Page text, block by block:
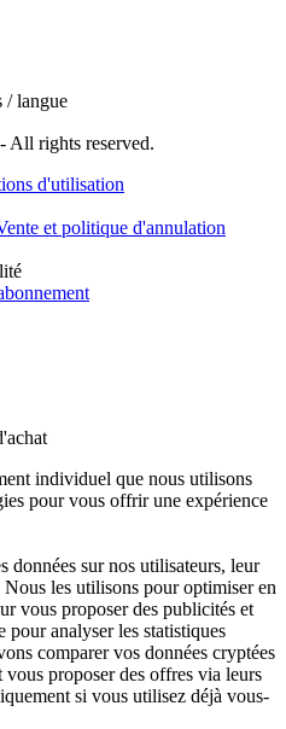
/ langue
- All rights reserved.
d'utilisation
et politique d'annulation
individuel que nous utilisons
pour vous offrir une expérience
données sur nos utilisateurs, leur
les utilisons pour optimiser en
vous proposer des publicités et
pour analyser les statistiques
comparer vos données cryptées
vous proposer des offres via leurs
si vous utilisez déjà vous-